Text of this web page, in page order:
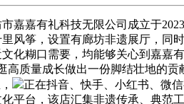
嘉有礼科技无限公司成立于
风筝，设置有廊坊非遗展厅，同
化糊口需要，均能够关心到嘉嘉
质量成长做出一份脚结壮地的
正在抖音、快手、小红书、微
平台，该店汇集非遗传承、典范